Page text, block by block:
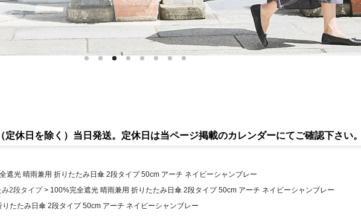
定休日を除く）当日発送。定休日は当ページ掲載のカレンダーにてご確認下さい。
遮光 晴雨兼用 折りたたみ日傘 2段タイプ 50cm アーチ ネイビーシャンブレー
み2段タイプ
100%完全遮光 晴雨兼用 折りたたみ日傘 2段タイプ 50cm アーチ ネイビーシャンブレー
たたみ日傘 2段タイプ 50cm アーチ ネイビーシャンブレー